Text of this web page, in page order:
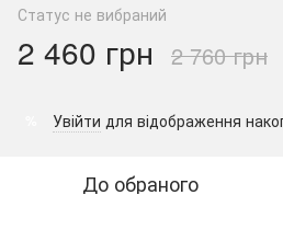
Статус не вибраний
2 460 грн 2 760 грн
Увійти для відображення
До обраного